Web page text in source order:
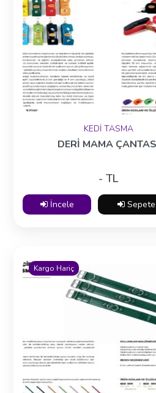
KEDİ TASMA
DERİ MAMA
- TL
İncele
Kargo Hariç